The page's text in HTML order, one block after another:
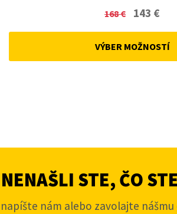
168€
Original
was:
143 €
VÝBER MOŽNOSTÍ
NENAŠLI STE, ČO
napíšte nám alebo zavolajte